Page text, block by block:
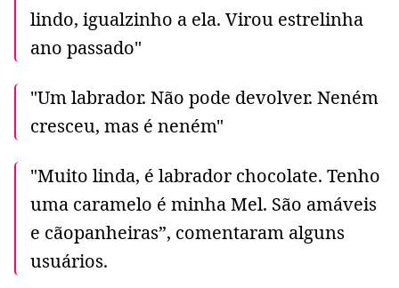
lindo, igualzinho a ela. Virou estrelinha
ano passado"
"Um labrador. Não pode devolver. Neném
cresceu, mas é neném"
"Muito linda, é labrador chocolate. Tenho
uma caramelo é minha Mel. São amáveis
e cãopanheiras”, comentaram alguns
usuários.